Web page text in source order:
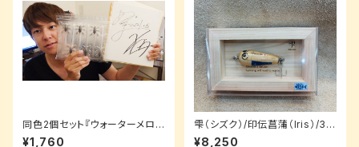
同色2個セット『ウォーターメロ
ン』HAKUA -ハクア（5.4inch）
¥1,760
雫（シズク）/印伝菖蒲（Iris）/3.5
cm【ルアーパッケージ】
¥8,250